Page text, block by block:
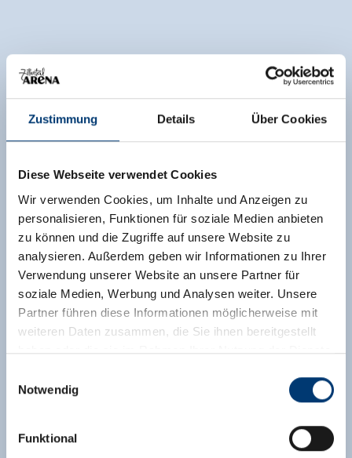
Zustimmung Details Über Cookies
Diese Webseite verwendet Cookies
Wir verwenden Cookies, um Inhalte und Anzeigen zu
personalisieren, Funktionen für soziale Medien anbieten
zu können und die Zugriffe auf unsere Website zu
analysieren. Außerdem geben wir Informationen zu Ihrer
Verwendung unserer Website an unsere Partner für
soziale Medien, Werbung und Analysen weiter. Unsere
Partner führen diese Informationen möglicherweise mit
weiteren Daten zusammen, die Sie ihnen bereitgestellt
haben oder die sie im Rahmen Ihrer Nutzung der Dienste
Rohr 23// A-6280 Zell am Ziller
Notwendig
Funktional